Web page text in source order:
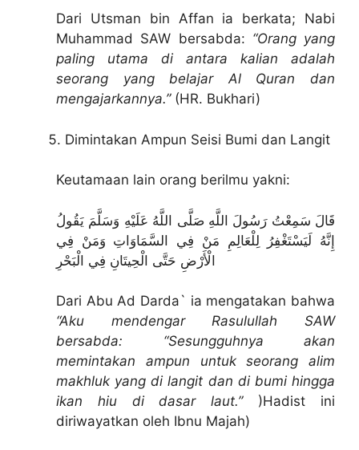
Dari Utsman bin Affan ia berkata; Nabi
Muhammad SAW bersabda: “Orang yang
paling utama di antara kalian adalah
seorang yang belajar Al Quran dan
mengajarkannya.”(HR. Bukhari)
Dimintakan Ampun Seisi Bumi dan Langit
Keutamaan lain orang berilmu yakni:
قَالَ سَمِعْتُ رَسُولَ اللَّهِ صَلَّى اللَّهُ عَلَيْهِ وَسَلَّمَ يَقُولُ
إِنَّهُ لَيَسْتَغْفِرُ لِلْعَالِمِ مَنْ فِي السَّمَاوَاتِ وَمَنْ فِي
الْأَرْضِ حَتَّى الْحِيتَانِ فِي الْبَحْرِ
Dari Abu Ad Darda` ia mengatakan bahwa
“Aku mendengar Rasulullah SAW
bersabda:
“Sesungguhnya akan
memintakan ampun untuk seorang alim
makhluk yang di langit dan di bumi hingga
ikan hiu di dasar laut.”)Hadist ini
diriwayatkan oleh Ibnu Majah)